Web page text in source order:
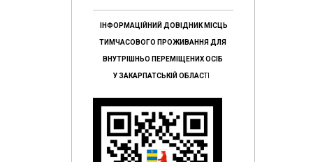
ІНФОРМАЦІЙНИЙ ДОВІДНИК МІСЦЬ
ТИМЧАСОВОГО ПРОЖИВАННЯ ДЛЯ
ВНУТРІШНЬО ПЕРЕМІЩЕНИХ ОСІБ
У ЗАКАРПАТСЬКІЙ ОБЛАСТІ